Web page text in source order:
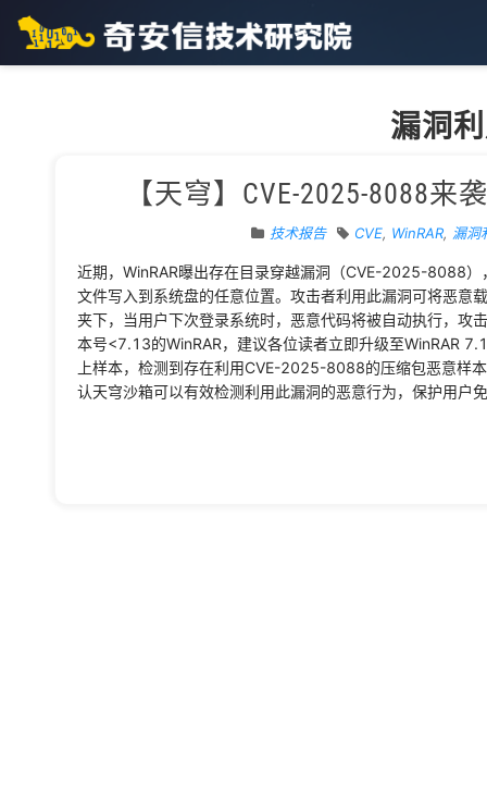
漏洞
【天穹】CVE-2025-8088
技术报告 CVE, WinRAR, 漏洞
近期，WinRAR曝出存在目录穿越漏洞（CVE-2025-8088
文件写入到系统盘的任意位置。攻击者利用此漏洞可将恶意
夹下，当用户下次登录系统时，恶意代码将被自动执行，攻
本号<7.13的WinRAR，建议各位读者立即升级至WinRAR
上样本，检测到存在利用CVE-2025-8088的压缩包恶意样
认天穹沙箱可以有效检测利用此漏洞的恶意行为，保护用户